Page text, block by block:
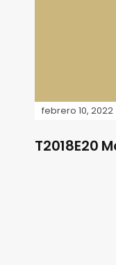
febrero 10, 2022
T2018E20